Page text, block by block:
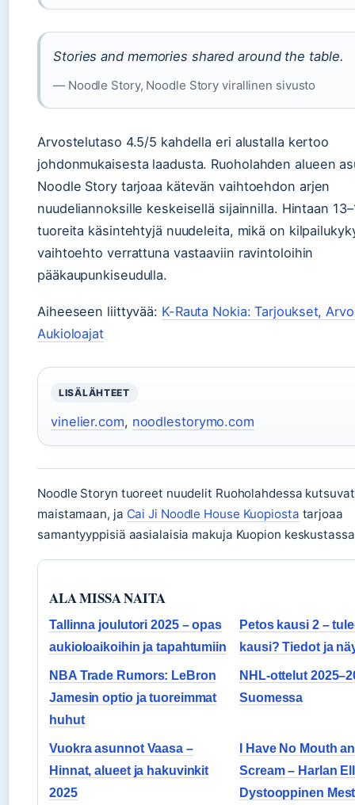
Stories and memories shared around the table.
— Noodle Story, Noodle Story virallinen sivusto
Arvostelutaso 4.5/5 kahdella eri alustalla kertoo
johdonmukaisesta laadusta. Ruoholahden alueen
Noodle Story tarjoaa kätevän vaihtoehdon arjen
nuudeliannoksille keskeisellä sijainnilla. Hintaan
tuoreita käsintehtyjä nuudeleita, mikä on
vaihtoehto verrattuna vastaaviin ravintoloihin
pääkaupunkiseudulla.
Aiheeseen liittyvää: K-Rauta Nokia: Tarjoukset,
Aukioloajat
LISÄLÄHTEET
vinelier.com, noodlestorymo.com
Noodle Storyn tuoreet nuudelit Ruoholahdessa kutsuvat
maistamaan, ja Cai Ji Noodle House Kuopiosta tarjoaa
samantyyppisiä aasialaisia makuja Kuopion
ALA MISSA NAITA
Tallinna joulutori 2025 – opas
aukioloaikoihin ja tapahtumiin
Petos kausi 2 –
kausi? Tiedot ja
NBA Trade Rumors: LeBron
Jamesin optio ja tuoreimmat
huhut
NHL-ottelut
Suomessa
Vuokra asunnot Vaasa –
Hinnat, alueet ja hakuvinkit
2025
I Have No Mouth
Scream – Harlan
Dystooppinen